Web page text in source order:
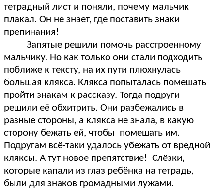
тетрадный лист и поняли, почему мальчик
плакал. Он не знает, где поставить знаки
препинания!
Запятые решили помочь расстроенному
мальчику. Но как только они стали подходить
поближе к тексту, на их пути плюхнулась
большая клякса. Клякса попыталась помешать
пройти знакам к рассказу. Тогда подруги
решили её обхитрить. Они разбежались в
разные стороны, а клякса не знала, в какую
сторону бежать ей, чтобы помешать им.
Подругам всё-таки удалось убежать от вредной
кляксы. А тут новое препятствие! Слёзки,
которые капали из глаз ребёнка на тетрадь,
были для знаков громадными лужами.